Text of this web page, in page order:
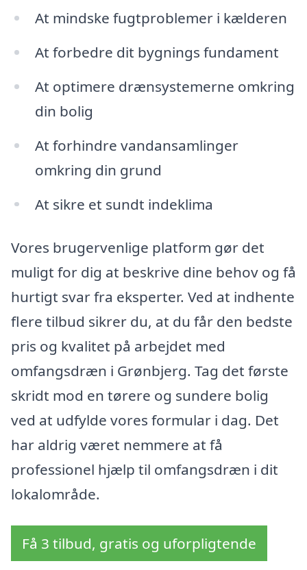
At mindske fugtproblemer i kælderen
At forbedre dit bygnings fundament
At optimere drænsystemerne omkring
din bolig
At forhindre vandansamlinger
omkring din grund
At sikre et sundt indeklima
Vores brugervenlige platform gør det
muligt for dig at beskrive dine behov og få
hurtigt svar fra eksperter. Ved at indhente
flere tilbud sikrer du, at du får den bedste
pris og kvalitet på arbejdet med
omfangsdræn i Grønbjerg. Tag det første
skridt mod en tørere og sundere bolig
ved at udfylde vores formular i dag. Det
har aldrig været nemmere at få
professionel hjælp til omfangsdræn i dit
lokalområde.
Få 3 tilbud, gratis og uforpligtende